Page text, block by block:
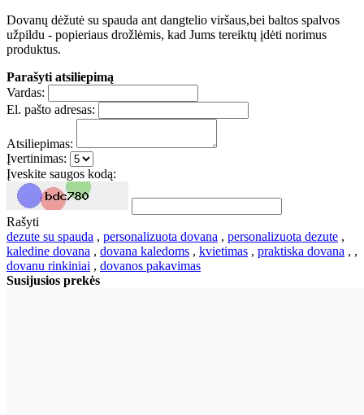
Dovanų dėžutė su spauda ant dangtelio viršaus,bei baltos spalvos
užpildu - popieriaus drožlėmis, kad Jums tereiktų įdėti norimus
produktus.
Parašyti atsiliepimą
Vardas:
El. pašto adresas:
Atsiliepimas:
Įvertinimas:
Įveskite saugos kodą:
Rašyti
dezute su spauda , personalizuota dovana , personalizuota dezute ,
kaledine dovana , dovana kaledoms , kvietimas , praktiska dovana , ,
dovanu rinkiniai , dovanos pakavimas
Susijusios prekės